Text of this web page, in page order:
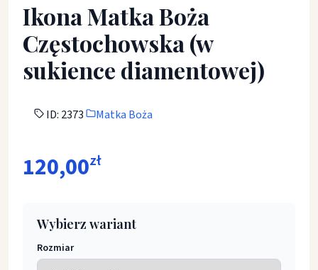
Ikona Matka Boża
Częstochowska (w
sukience diamentowej)
ID: 2373 Matka Boża
120,00zł
Wybierz wariant
Rozmiar